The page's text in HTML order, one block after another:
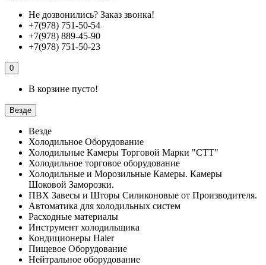
Не дозвонились? Заказ звонка!
+7(978) 751-50-54
+7(978) 889-45-90
+7(978) 751-50-23
0
В корзине пусто!
Везде
Везде
Холодильное Оборудование
Холодильные Камеры Торговой Марки "СТТ"
Холодильное торговое оборудование
Холодильные и Морозильные Камеры. Камеры
Шоковой Заморозки.
ПВХ Завесы и Шторы Силиконовые от Производителя.
Автоматика для холодильных систем
Расходные материалы
Инструмент холодильщика
Кондиционеры Haier
Пищевое Оборудование
Нейтральное оборудование